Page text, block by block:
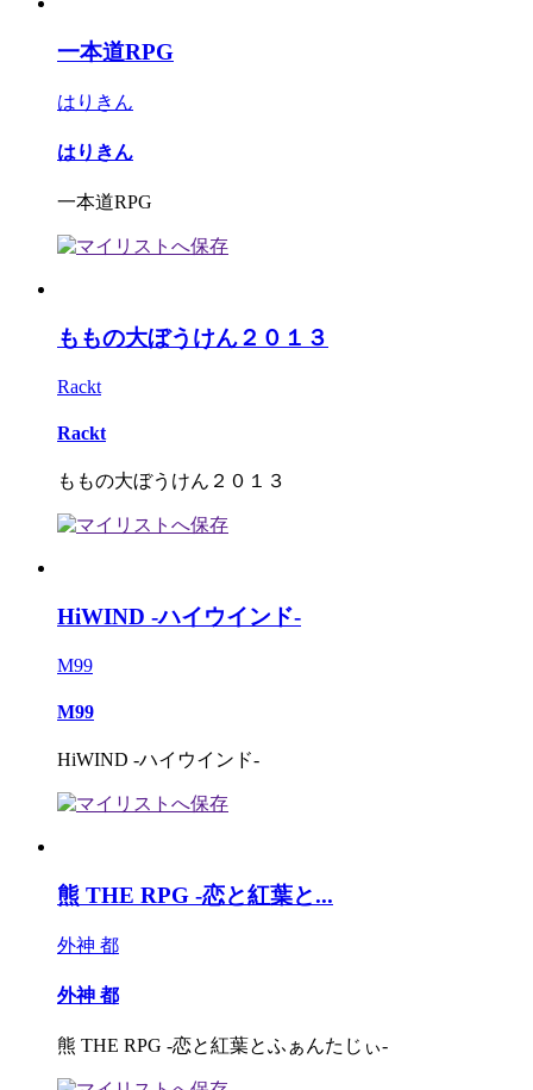
一本道RPG
はりきん
はりきん
一本道RPG
ももの大ぼうけん２０１３
Rackt
Rackt
ももの大ぼうけん２０１３
HiWIND -ハイウインド-
M99
M99
HiWIND -ハイウインド-
熊 THE RPG -恋と紅葉と...
外神 都
外神 都
熊 THE RPG -恋と紅葉とふぁんたじぃ-